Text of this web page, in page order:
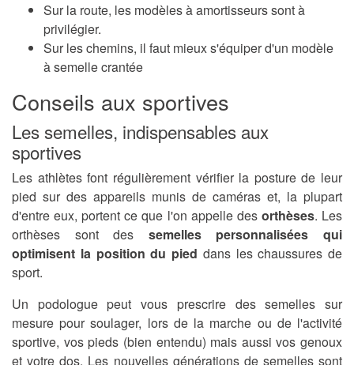
Sur la route, les modèles à amortisseurs sont à
privilégier.
Sur les chemins, il faut mieux s'équiper d'un modèle
à semelle crantée
Conseils aux sportives
Les semelles, indispensables aux
sportives
Les athlètes font régulièrement vérifier la posture de leur
pied sur des appareils munis de caméras et, la plupart
d'entre eux, portent ce que l'on appelle des orthèses. Les
orthèses sont des semelles personnalisées qui
optimisent la position du pied dans les chaussures de
sport.
Un podologue peut vous prescrire des semelles sur
mesure pour soulager, lors de la marche ou de l'activité
sportive, vos pieds (bien entendu) mais aussi vos genoux
et votre dos. Les nouvelles générations de semelles sont